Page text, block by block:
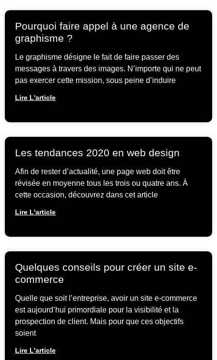
Pourquoi faire appel à une agence de
graphisme ?
Le graphisme désigne le fait de faire passer des
messages à travers des images. N’importe qui ne peut
pas exercer cette mission, sous peine d’induire
Lire L'article
Les tendances 2020 en web design
Afin de rester d’actualité, une page web doit être
révisée en moyenne tous les trois ou quatre ans. À
cette occasion, découvrez dans cet article
Lire L'article
Quelques conseils pour créer un site e-
commerce
Quelle que soit l’entreprise, avoir un site e-commerce
est aujourd’hui primordiale pour la visibilité et la
prospection de client. Mais pour que ces objectifs
soient
Lire L'article